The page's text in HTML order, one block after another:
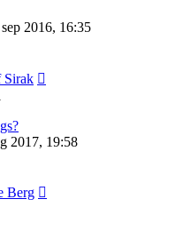
2016, 16:35
Sirak
2017, 19:58
Berg